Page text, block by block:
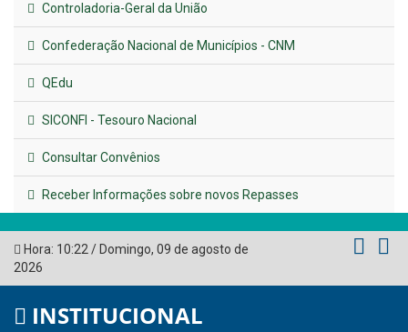
UTILIDADE PÚBLICA
Previous
Next
LINKS ÚTEIS
AMUPE
Governo de Pernambuco
Tribunal de Contas do Estado de Pernambuco
Ministério Público do Estado de Pernambuco
Controladoria-Geral da União